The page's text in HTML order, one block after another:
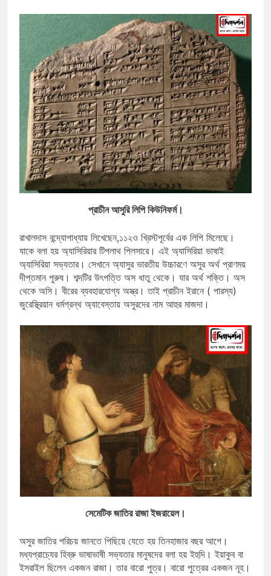
প্রাচীন আসুরি লিপি কিউনিফর্ম।
রাখালদাস বন্দ্যোপাধ্যায় লিখেছেন,১১২ও খ্রিস্টপূর্বের এক লিপি মিলেছে।
যাকে বলা হয় অ্যাসিরিয়ার টিপলাথ পিলসারে। এই অ্যাসিরিয়া ভাষাই
অ্যাসিরিয়া সভ্যতার। সেখানে অ্যাসুর ভারতীয় উচ্চারণে অসুর অর্থ প্রাণময়
দীপ্তমান পুরুষ। শব্দটির উৎপত্তি অস ধাতু থেকে। যার অর্থ শক্তি। অস
থেকে অসি। বীরের ব্যবহারযোগ্য অস্ত্র। তাই প্রাচীন ইরানে ( পারস্য)
জুরেস্থ্রিয়ান ধর্মগ্রন্থ অ্যাবেস্তায় অসুরদের নাম আহুর মাজদা।
সেমেটিক জাতির রাজা ইজরায়েল।
অসুর জাতির পরিচয় জানতে পিছিয়ে যেতে হয় তিনহাজার বছর আগে।
মধ্যপ্রাচ্যের হিব্রু ভাষাভাষী সভ্যতার মানুষদের বলা হয় ইহুদি। ইয়াকুব বা
ইসরাইল ছিলেন একজন রাজা। তার বারো পুত্র। বারো পুত্রের একজন নূহ।